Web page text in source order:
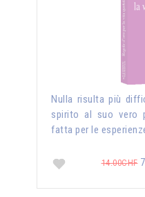
Nulla risulta più
spirito al suo vero
fatta per le
14.00CHF